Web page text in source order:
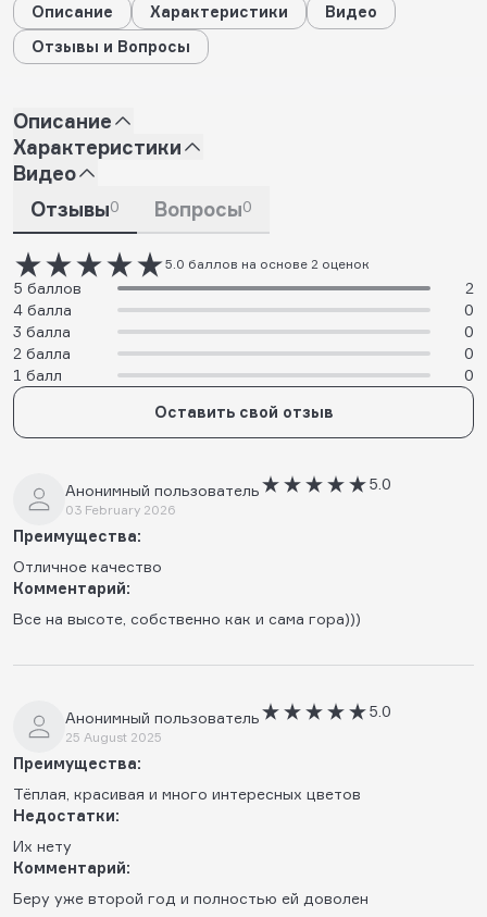
Описание Характеристики
Видео
Отзывы и Вопросы
Описание
Характеристики
Видео
Отзывы0 Вопросы0
5.0 баллов на основе 2 оценок
5 баллов
2
4 балла
0
3 балла
0
2 балла
0
1 балл
0
Оставить свой отзыв
Анонимный пользователь
03 February 2026
5.0
Преимущества:
Отличное качество
Комментарий:
Все на высоте, собственно как и сама гора)))
Анонимный пользователь
25 August 2025
5.0
Преимущества:
Тёплая, красивая и много интересных цветов
Недостатки:
Их нету
Комментарий:
Беру уже второй год и полностью ей доволен